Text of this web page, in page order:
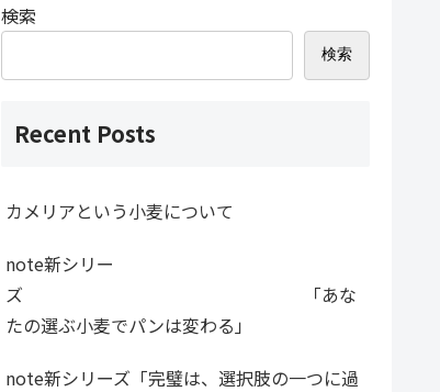
検索
検索
Recent Posts
カメリアという小麦について
note新シリー
ズ 「あな
たの選ぶ小麦でパンは変わる」
note新シリーズ「完璧は、選択肢の一つに過